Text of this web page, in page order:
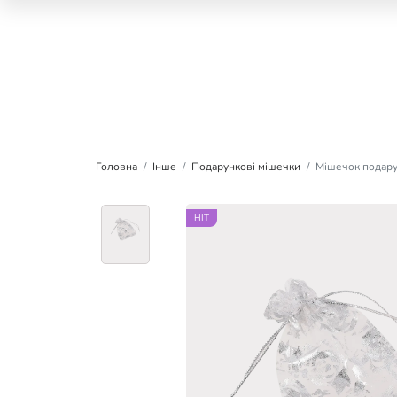
Головна Інше Подарункові мішечки Мішечок
HIT